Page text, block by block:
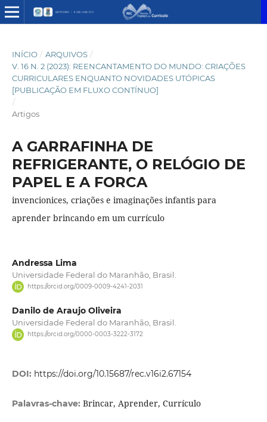
INÍCIO / ARQUIVOS /
V. 16 N. 2 (2023): REENCANTAMENTO DO MUNDO: CRIAÇÕES
CURRICULARES ENQUANTO NOVIDADES UTÓPICAS
[PUBLICAÇÃO EM FLUXO CONTÍNUO]
/
Artigos
A GARRAFINHA DE
REFRIGERANTE, O RELÓGIO DE
PAPEL E A FORCA
invencionices, criações e imaginações infantis para
aprender brincando em um currículo
Andressa Lima
Universidade Federal do Maranhão, Brasil.
https://orcid.org/0009-0009-4241-2031
Danilo de Araujo Oliveira
Universidade Federal do Maranhão, Brasil.
https://orcid.org/0000-0003-3222-3172
DOI: https://doi.org/10.15687/rec.v16i2.67154
Palavras-chave: Brincar, Aprender, Currículo